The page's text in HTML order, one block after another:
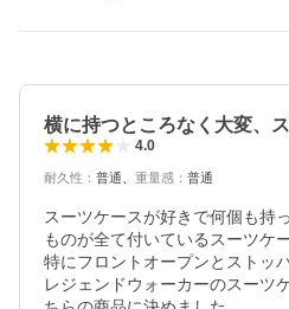
横に持つところなく大変、
4.0
耐久性 ： 普通 重量感 ： 普通
スーツケースが好きで何個も持
ものが全て付いているスーツケ
特にフロントオープンとストッ
レジェンドウォーカーのスーツ